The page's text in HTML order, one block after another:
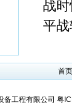
战
平战
首页
备工程有限公司 粤